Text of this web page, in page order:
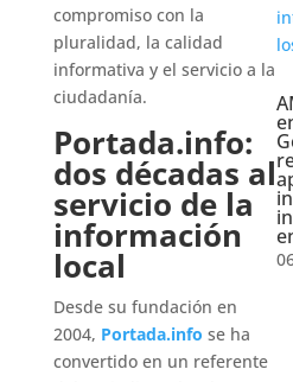
compromiso con la
pluralidad, la calidad
informativa y el servicio a la
ciudadanía.
Portada.info:
dos décadas al
servicio de la
información
local
Desde su fundación en
2004, Portada.info se ha
convertido en un referente